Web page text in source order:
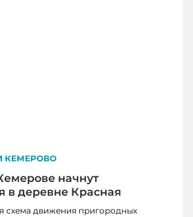
КЕМЕРОВО
начнут
в деревне Красная
схема движения пригородных